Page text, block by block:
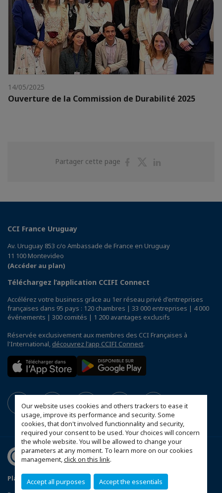
Our website uses cookies and others trackers to ease it
usage, improve its performance and security. Some
cookies, that don't involved functionnality and security,
required your consent to be used. Your choices will concern
the whole website. You will be allowed to change your
parameters at any moment. To learn more on our cookies
management,click on this link.
Accept all purposes Accept the essentials
14/05/2025
Ouverture de la Commission de Durabilité 2025
Partager cette page
PartagerPartager
CCI France Uruguay
Av. Uruguay 853 c/o Ambassade de France en Uruguay
11 100 Montevideo
(Accéder au plan)
Téléchargez l’application CCIFI Connect
Accélérez votre business grâce au 1er réseau privé d'entreprises
françaises dans 95 pays : 120 chambres | 33 000 entreprises | 4 000
événements | 300 comités | 1 200 avantages exclusifs
Réservée exclusivement aux membres des CCI Françaises à
l'International, découvrez l'app CCIFI Connect.
Plan du site
Mentions légales